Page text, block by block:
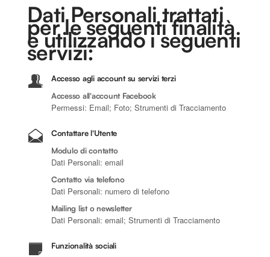
Dati Personali trattati
per le seguenti finalità
e utilizzando i seguenti
servizi:
Accesso agli account su servizi terzi
Accesso all'account Facebook
Permessi: Email; Foto; Strumenti di Tracciamento
Contattare l'Utente
Modulo di contatto
Dati Personali: email
Contatto via telefono
Dati Personali: numero di telefono
Mailing list o newsletter
Dati Personali: email; Strumenti di Tracciamento
Funzionalità sociali